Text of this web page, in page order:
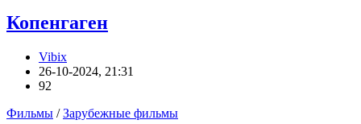
Копенгаген
Vibix
26-10-2024, 21:31
92
Фильмы /Зарубежные фильмы